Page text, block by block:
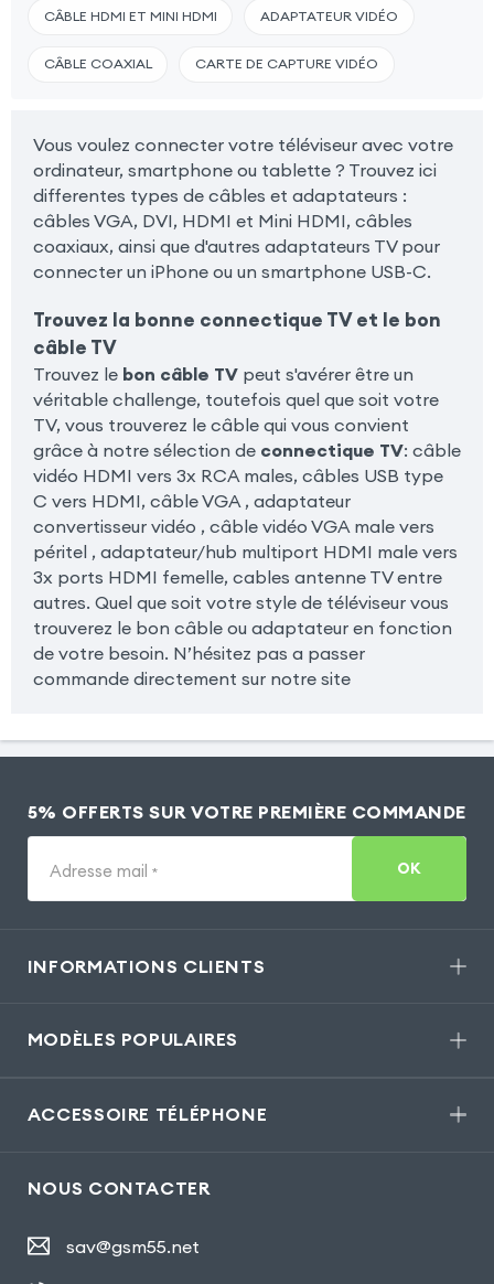
CÂBLE HDMI ET MINI HDMI ADAPTATEUR VIDÉO
CÂBLE COAXIAL CARTE DE CAPTURE VIDÉO
Vous voulez connecter votre téléviseur avec votre
ordinateur, smartphone ou tablette ? Trouvez ici
differentes types de câbles et adaptateurs :
câbles VGA, DVI, HDMI et Mini HDMI, câbles
coaxiaux, ainsi que d'autres adaptateurs TV pour
connecter un iPhone ou un smartphone USB-C.
Trouvez la bonne connectique TV et le bon
câble TV
Trouvez le bon câble TVpeut s'avérer être un
véritable challenge, toutefois quel que soit votre
TV, vous trouverez le câble qui vous convient
grâce à notre sélection de connectique TV: câble
vidéo HDMI vers 3x RCA males, câbles USB type
C vers HDMI, câble VGA , adaptateur
convertisseur vidéo , câble vidéo VGA male vers
péritel , adaptateur/hub multiport HDMI male vers
3x ports HDMI femelle, cables antenne TV entre
autres. Quel que soit votre style de téléviseur vous
trouverez le bon câble ou adaptateur en fonction
de votre besoin. N’hésitez pas a passer
commande directement sur notre site
5% OFFERTS SUR VOTRE PREMIÈRE COMMANDE
Adresse mail * OK
INFORMATIONS CLIENTS
MODÈLES POPULAIRES
ACCESSOIRE TÉLÉPHONE
NOUS CONTACTER
sav@gsm55.net